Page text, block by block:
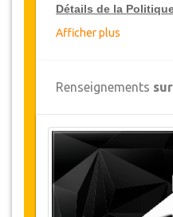
Détails de la
JazicoWorld offre pour
10% de réduction sur
toute la Tunisie et ce
mois, pour obtenir
cliquez ci-dessus sur
remise ".
Changements et
Afficher plus
Renseignements